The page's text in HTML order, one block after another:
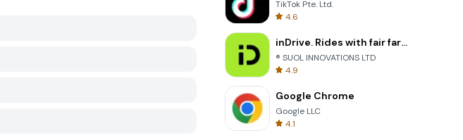
TikTok Pte. Ltd.
4.6
inDrive. Rides with fair fares
® SUOL INNOVATIONS LTD
4.9
Google Chrome
Google LLC
4.1